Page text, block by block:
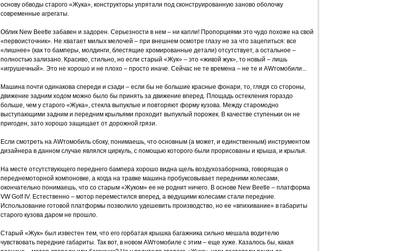
основу обводы старого «Жука», конструкторы упрятали под сконструированную заново оболочку
современные агрегаты.
Облик New Beetle забавен и задорен. Серьезности в нем – ни капли! Пропорциями это чудо похоже на свой
«первоисточник». Не хватает милых мелочей – при внешнем осмотре глазу не за что зацепиться: все
«лишнее» (как то бамперы, молдинги, блестящие хромированные детали) отсутствует, а остальное –
полностью зализано. Красиво, стильно, но если старый «Жук» – это «живой жук», то новый – лишь
«игрушечный». Это не хорошо и не плохо – просто иначе. Сейчас не те времена – не те и AWтомобили...
Машина почти одинакова спереди и сзади – если бы не большие красные фонари, то, глядя со стороны,
движение задним ходом можно было бы принять за движение вперед. Площадь остекления гораздо
больше, чем у старого «Жука», стекла выпуклые и повторяют форму кузова. Между старомодно
выступающими задним и передним крыльями проходит выпуклый порожек. В качестве ступеньки он не
пригоден, зато хорошо защищает от дорожной грязи.
Если смотреть на AWтомобиль сбоку, понимаешь, что основным (а может, и единственным) инструментом
дизайнера в данном случае являлся циркуль, с помощью которого были прорисованы и крыша, и крылья.
На месте отсутствующего переднего бампера хорошо видна щель воздухозаборника, говорящая о
переднемоторной компоновке, а когда на травке машина пробуксовывает передними колесами,
окончательно понимаешь, что со старым «Жуком» ее не роднит ничего. В основе New Beetle – платформа
VW Golf IV. Естественно – мотор переместился вперед, а ведущими колесами стали передние.
Использование готовой платформы позволило удешевить производство, но ее «впихивание» в габариты
старого кузова даром не прошло.
Старый «Жук» был известен тем, что его горбатая крышка багажника сильно мешала водителю
чувствовать передние габариты. Так вот, в новом AWтомобиле с этим – еще хуже. Казалось бы, какая